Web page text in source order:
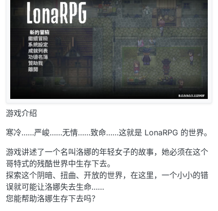
游戏介绍
寒冷……严峻……无情……致命……这就是 LonaRPG 的世界。
游戏讲述了一个名叫洛娜的年轻女子的故事，她必须在这个
哥特式的残酷世界中生存下去。
探索这个阴暗、扭曲、开放的世界，在这里，一个小小的错
误就可能让洛娜失去生命……
您能帮助洛娜生存下去吗？